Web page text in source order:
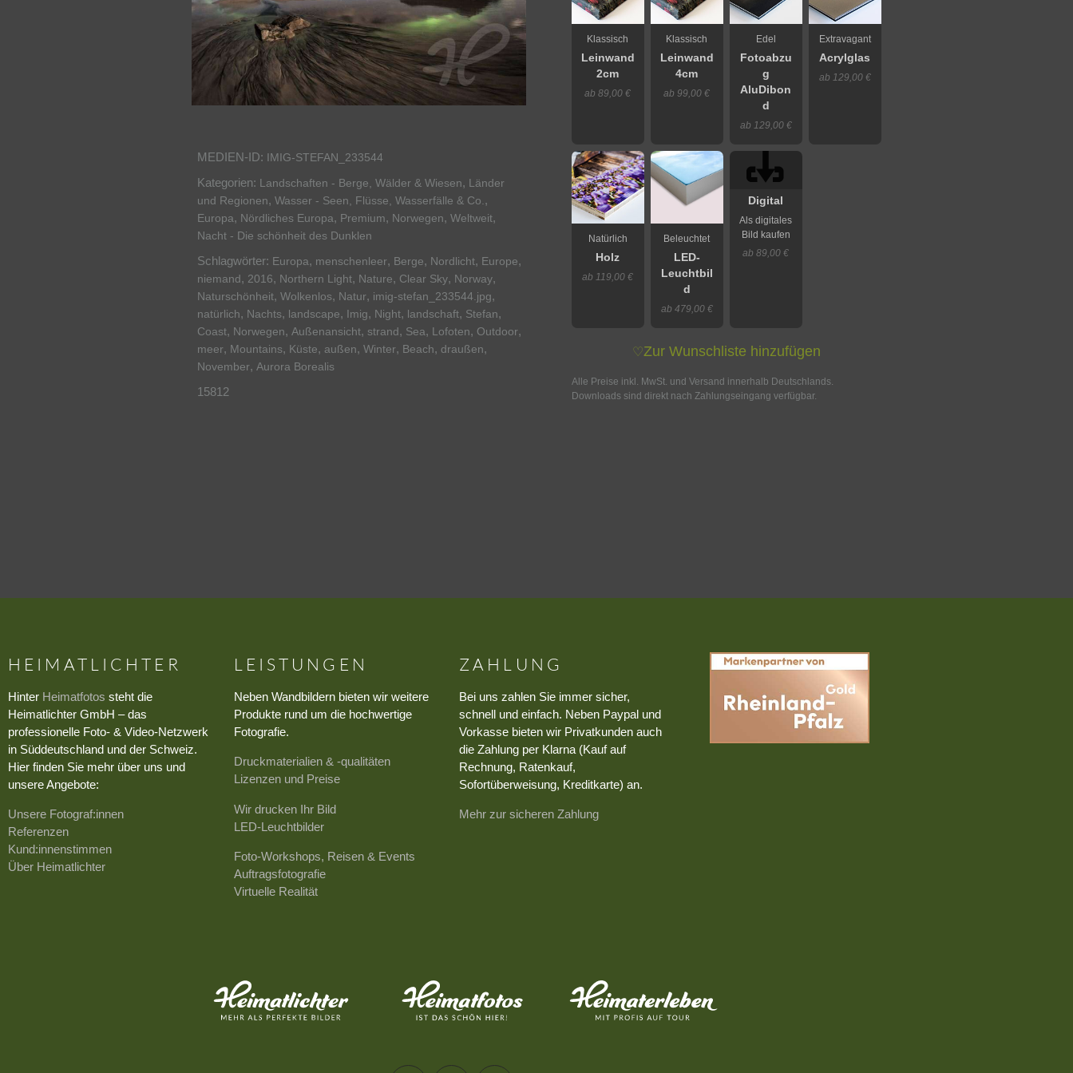
MEDIEN-ID: IMIG-STEFAN_233544
Kategorien: Landschaften - Berge, Wälder & Wiesen, Länder
und Regionen, Wasser - Seen, Flüsse, Wasserfälle & Co.,
Europa, Nördliches Europa, Premium, Norwegen, Weltweit,
Nacht - Die schönheit des Dunklen
Schlagwörter: Europa, menschenleer, Berge, Nordlicht, Europe,
niemand, 2016, Northern Light, Nature, Clear Sky, Norway,
Naturschönheit, Wolkenlos, Natur, imig-stefan_233544.jpg,
natürlich, Nachts, landscape, Imig, Night, landschaft, Stefan,
Coast, Norwegen, Außenansicht, strand, Sea, Lofoten, Outdoor,
meer, Mountains, Küste, außen, Winter, Beach, draußen,
November, Aurora Borealis
15812
Klassisch
Leinwand
2cm
ab 89,00 €
Klassisch
Leinwand
4cm
ab 99,00 €
Edel
Fotoabzu
g
AluDibon
d
ab 129,00 €
Extravagant
Acrylglas
ab 129,00 €
Natürlich
Holz
ab 119,00 €
Beleuchtet
LED-
Leuchtbil
d
ab 479,00 €
Digital
Als digitales
Bild kaufen
ab 89,00 €
♡Zur Wunschliste hinzufügen
Alle Preise inkl. MwSt. und Versand innerhalb Deutschlands.
Downloads sind direkt nach Zahlungseingang verfügbar.
HEIMATLICHTER
Hinter Heimatfotos steht die
Heimatlichter GmbH – das
professionelle Foto- & Video-Netzwerk
in Süddeutschland und der Schweiz.
Hier finden Sie mehr über uns und
unsere Angebote:
Unsere Fotograf:innen
Referenzen
Kund:innenstimmen
Über Heimatlichter
LEISTUNGEN
Neben Wandbildern bieten wir weitere
Produkte rund um die hochwertige
Fotografie.
Druckmaterialien & -qualitäten
Lizenzen und Preise
Wir drucken Ihr Bild
LED-Leuchtbilder
Foto-Workshops, Reisen & Events
Auftragsfotografie
Virtuelle Realität
ZAHLUNG
Bei uns zahlen Sie immer sicher,
schnell und einfach. Neben Paypal und
Vorkasse bieten wir Privatkunden auch
die Zahlung per Klarna (Kauf auf
Rechnung, Ratenkauf,
Sofortüberweisung, Kreditkarte) an.
Mehr zur sicheren Zahlung